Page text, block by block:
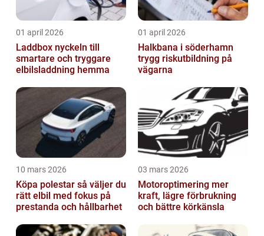
01 april 2026
Laddbox nyckeln till
smartare och tryggare
elbilsladdning hemma
01 april 2026
Halkbana i söderhamn
trygg riskutbildning på
vägarna
10 mars 2026
Köpa polestar så väljer du
rätt elbil med fokus på
prestanda och hållbarhet
03 mars 2026
Motoroptimering mer
kraft, lägre förbrukning
och bättre körkänsla